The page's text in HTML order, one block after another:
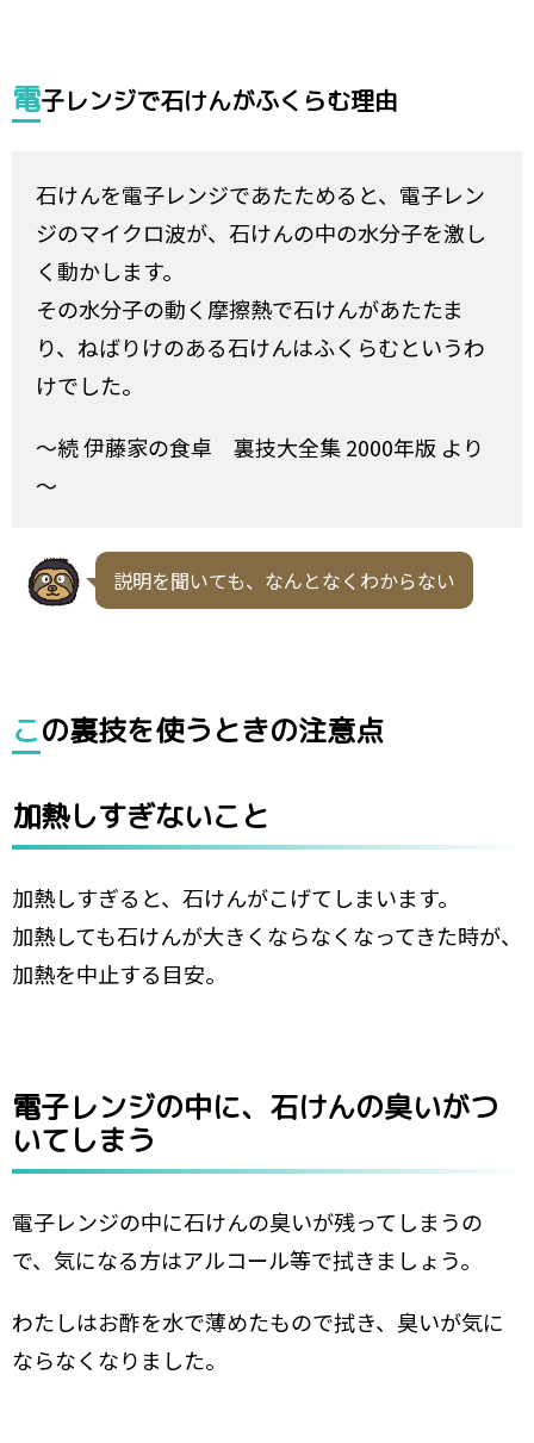
電子レンジで石けんがふくらむ理由
石けんを電子レンジであたためると、電子レン
ジのマイクロ波が、石けんの中の水分子を激し
く動かします。
その水分子の動く摩擦熱で石けんがあたたま
り、ねばりけのある石けんはふくらむというわ
けでした。
～続 伊藤家の食卓 裏技大全集 2000年版 より
～
説明を聞いても、なんとなくわからない
この裏技を使うときの注意点
加熱しすぎないこと
加熱しすぎると、石けんがこげてしまいます。
加熱しても石けんが大きくならなくなってきた時が、
加熱を中止する目安。
電子レンジの中に、石けんの臭いがつ
いてしまう
電子レンジの中に石けんの臭いが残ってしまうの
で、気になる方はアルコール等で拭きましょう。
わたしはお酢を水で薄めたもので拭き、臭いが気に
ならなくなりました。